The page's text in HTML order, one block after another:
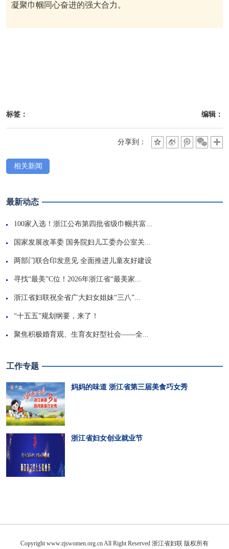
凝聚巾帼同心奋进的强大合力。
标签： 编辑：
分享到：
相关新闻
最新动态
100家入选！浙江公布第四批省级巾帼共富...
国家发展改革委 国务院妇儿工委办公室关...
两部门联合印发意见 全面推进儿童友好建设
寻找“最美”C位！2026年浙江省“最美家...
浙江省妇联祝全省广大妇女姐妹“三八”...
“十五五”规划纲要，来了！
聚焦积极婚育观、生育友好型社会——全...
工作专题
妈妈的味道 浙江省第三届美食巧女秀
浙江省妇女创业就业节
Copyright www.zjswomen.org.cn All Right Reserved 浙江省妇联 版权所有